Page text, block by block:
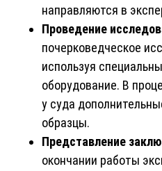
направляются в
Проведение
почерковедческое
используя
оборудование. В
у суда
образцы.
Представление
окончании работы